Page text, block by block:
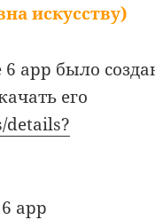
искусству)
app было
его
details?
app